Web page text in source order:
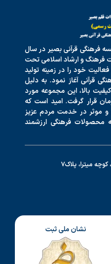
فرهنگی قرآنی بصیر در سال
فرهنگ و ارشاد اسلامی تحت
خود را در زمینه تولید
قرآنی آغاز نمود. به دلیل
بالا، این مجموعه مورد
قرار گرفت. امید است که
موثر در خدمت مردم عزیز
محصولات فرهنگی ارزشمند
میترا، پلاک7
نشان ملی ثبت